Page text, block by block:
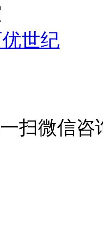
世纪
扫微信咨